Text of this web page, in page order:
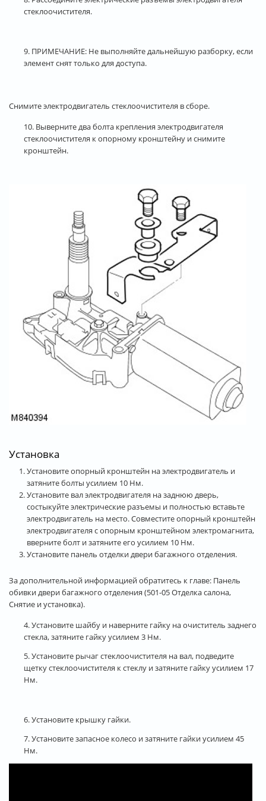
стеклоочистителя.
9. ПРИМЕЧАНИЕ: Не выполняйте дальнейшую разборку, если
элемент снят только для доступа.
Снимите электродвигатель стеклоочистителя в сборе.
10. Выверните два болта крепления электродвигателя
стеклоочистителя к опорному кронштейну и снимите
кронштейн.
Установка
Установите опорный кронштейн на электродвигатель и
затяните болты усилием 10 Нм.
Установите вал электродвигателя на заднюю дверь,
состыкуйте электрические разъемы и полностью вставьте
электродвигатель на место. Совместите опорный кронштейн
электродвигателя с опорным кронштейном электромагнита,
вверните болт и затяните его усилием 10 Нм.
Установите панель отделки двери багажного отделения.
За дополнительной информацией обратитесь к главе: Панель
обивки двери багажного отделения (501-05 Отделка салона,
Снятие и установка).
4. Установите шайбу и наверните гайку на очиститель заднего
стекла, затяните гайку усилием 3 Нм.
5. Установите рычаг стеклоочистителя на вал, подведите
щетку стеклоочистителя к стеклу и затяните гайку усилием 17
Нм.
6. Установите крышку гайки.
7. Установите запасное колесо и затяните гайки усилием 45
Нм.